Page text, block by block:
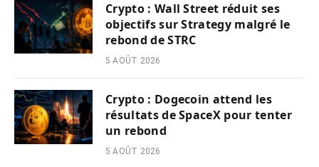
Crypto : Wall Street réduit ses
objectifs sur Strategy malgré le
rebond de STRC
5 AOÛT 2026
Crypto : Dogecoin attend les
résultats de SpaceX pour tenter
un rebond
5 AOÛT 2026